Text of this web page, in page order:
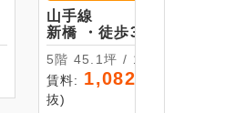
山手線
新橋 ・徒歩3分
5階 45.1坪 / 149.09㎡
賃料: 1,082,400
抜)